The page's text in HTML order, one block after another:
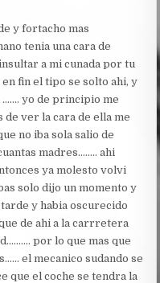
y fortacho mas
tenia una cara de
a mi cunada por tu
fin el tipo se solto ahi, y
……. yo de principio me
de ver la cara de ella me
no iba sola salio de
madres…….. ahi
ya molesto volvi
solo dijo un momento y
y habia oscurecido
de ahi a la carrretera
por lo que mas que
el mecanico sudando se
que el coche se tendra la